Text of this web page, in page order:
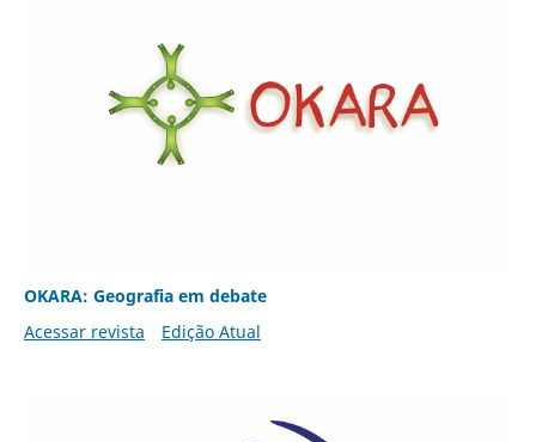
OKARA: Geografia em debate
Acessar revista
Edição Atual